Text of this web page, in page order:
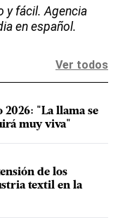
y fácil. Agencia
en español.
Ver todos
"La llama se
muy viva"
de los
textil en la